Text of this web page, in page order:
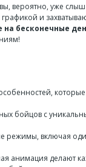
вероятно, уже
и
на бесконечные
бойцов с
режимы, включая
анимация делают